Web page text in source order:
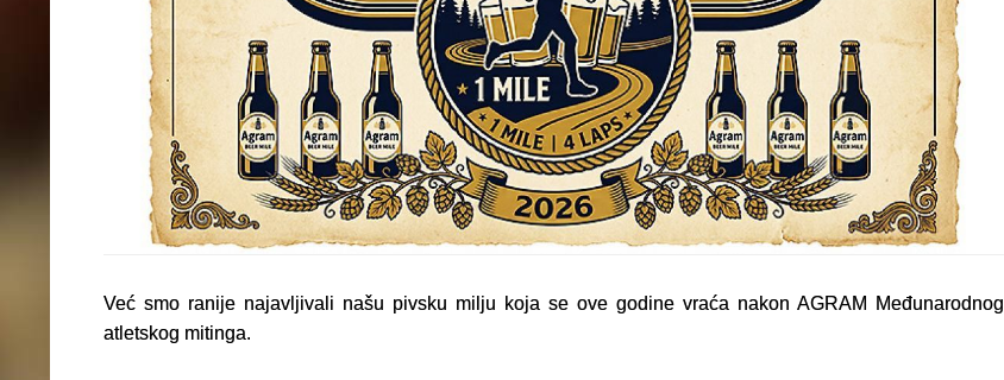
Već smo ranije najavljivali našu pivsku milju koja se ove godine vraća nakon AGRAM Međunarodnog
atletskog mitinga.